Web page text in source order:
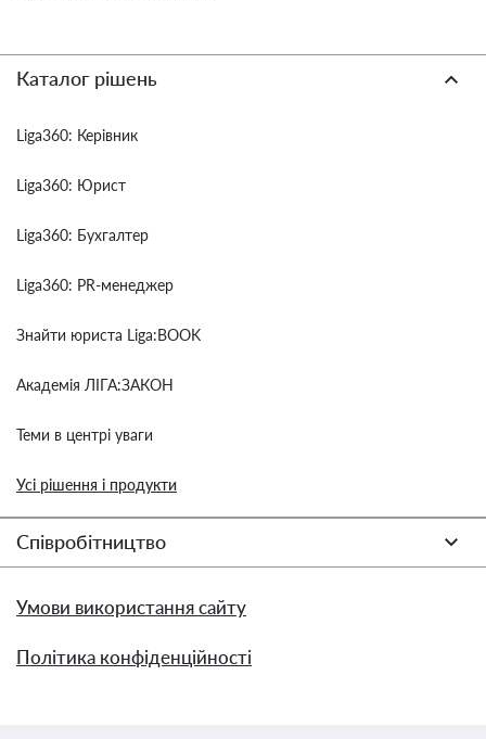
Каталог рішень
Liga360: Керівник
Liga360: Юрист
Liga360: Бухгалтер
Liga360: PR-менеджер
Знайти юриста Liga:BOOK
Академія ЛІГА:ЗАКОН
Теми в центрі уваги
Усі рішення і продукти
Співробітництво
Умови використання сайту
Політика конфіденційності